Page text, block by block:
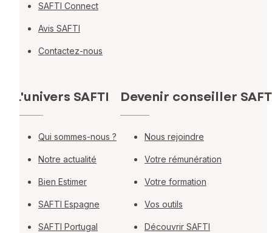
SAFTI Connect
Avis SAFTI
Contactez-nous
L'univers SAFTI
Qui sommes-nous ?
Notre actualité
Bien Estimer
SAFTI Espagne
SAFTI Portugal
Devenir conseiller
Nous rejoindre
Votre rémunération
Votre formation
Vos outils
Découvrir SAFTI